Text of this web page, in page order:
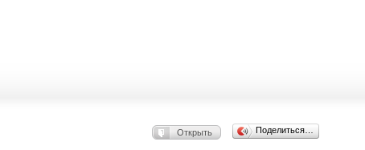
Открыть Поделиться…